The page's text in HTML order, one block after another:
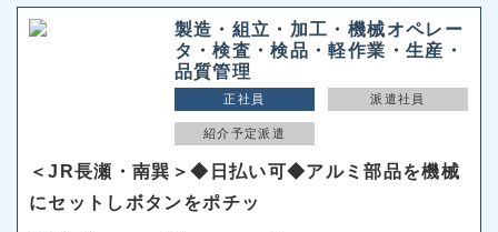
製造・組立・加工・機械オペレー
タ・検査・検品・軽作業・生産・
品質管理
正社員 派遣社員
紹介予定派遣
＜JR長瀬・南巽＞◆日払い可◆アルミ部品を機械
にセットしボタンをポチッ